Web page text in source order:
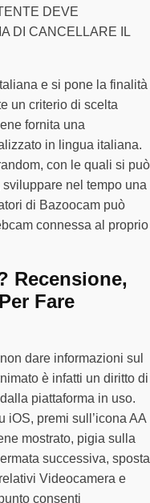
DEVE
DI CANCELLARE IL
e si pone la finalità
un criterio di scelta
fornita una
in lingua italiana.
con le quali si può
nel tempo una
di Bazoocam può
connessa al proprio
Recensione,
Fare
dare informazioni sul
è infatti un diritto di
piattaforma in uso.
iOS, premi sull’icona AA
mostrato, pigia sulla
successiva, sposta
Videocamera e
consenti